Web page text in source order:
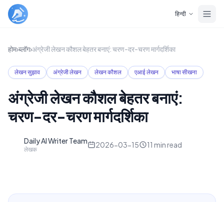
हिन्दी
होम›ब्लॉग›अंग्रेजी लेखन कौशल बेहतर बनाएं: चरण-दर-चरण मार्गदर्शिका
लेखन सुझाव अंग्रेजी लेखन लेखन कौशल एआई लेखन भाषा सीखना
अंग्रेजी लेखन कौशल बेहतर बनाएं:
चरण-दर-चरण मार्गदर्शिका
Daily AI Writer Team
लेखक
2026-03-15 11 min read